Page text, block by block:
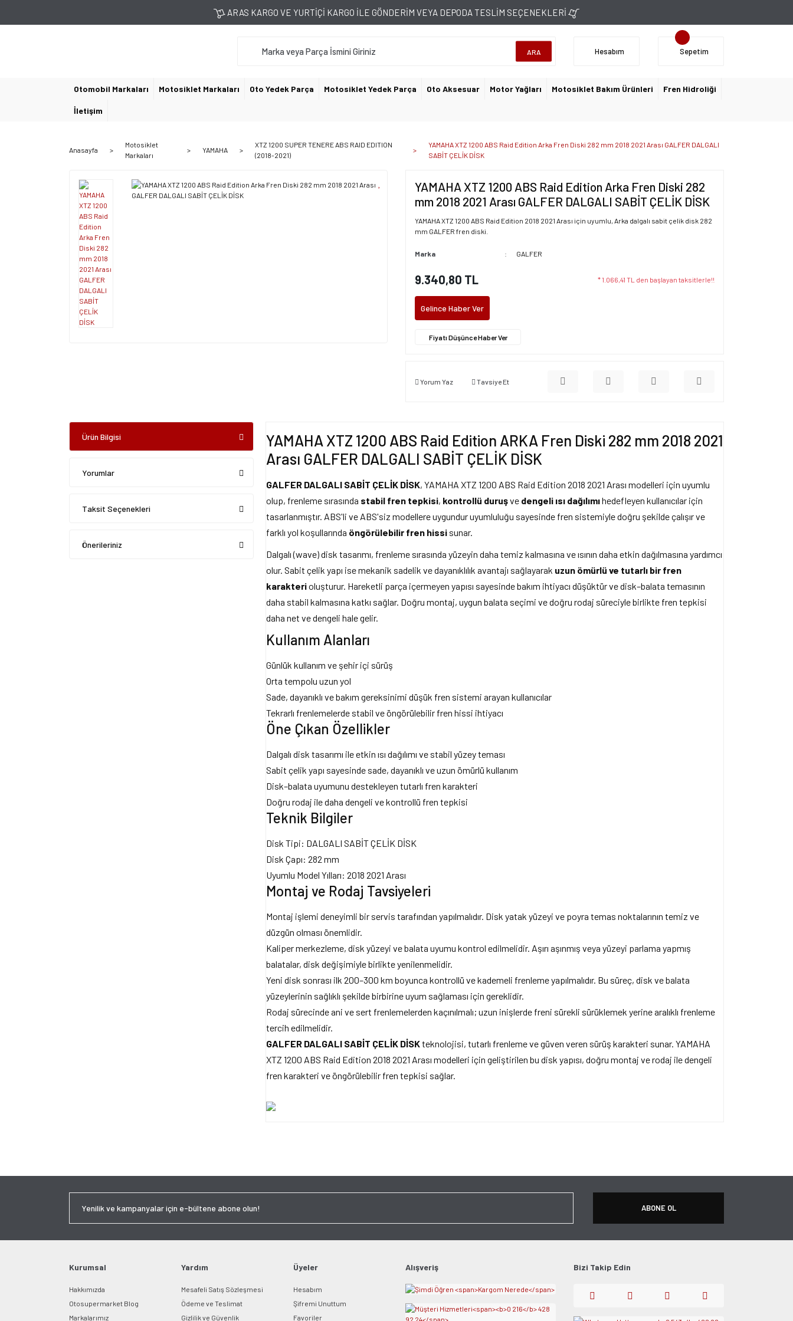
ARAS KARGO VE YURTİÇİ KARGO İLE GÖNDERİM VEYA DEPODA TESLİM SEÇENEKLERİ
ARA Hesabım Sepetim
Otomobil Markaları Motosiklet Markaları Oto Yedek Parça Motosiklet Yedek Parça Oto Aksesuar Motor Yağları Motosiklet Bakım Ürünleri Fren Hidroliği
İletişim
Anasayfa
Motosiklet
Markaları
YAMAHA
XTZ 1200 SUPER TENERE ABS RAID EDITION
(2018-2021)
YAMAHA XTZ 1200 ABS Raid Edition Arka Fren Diski 282 mm 2018 2021 Arası GALFER DALGALI
SABİT ÇELİK DİSK
YAMAHA XTZ 1200 ABS Raid Edition Arka Fren Diski 282
mm 2018 2021 Arası GALFER DALGALI SABİT ÇELİK DİSK
YAMAHA XTZ 1200 ABS Raid Edition 2018 2021 Arası için uyumlu, Arka dalgalı sabit çelik disk 282
mm GALFER fren diski.
Marka GALFER
9.340,80 TL * 1.066,41 TL den başlayan taksitlerle!!
Gelince Haber Ver
Fiyatı Düşünce Haber Ver
Yorum Yaz Tavsiye Et
Ürün Bilgisi
Yorumlar
Taksit Seçenekleri
Önerileriniz
YAMAHA XTZ 1200 ABS Raid Edition ARKA Fren Diski 282 mm 2018 2021
Arası GALFER DALGALI SABİT ÇELİK DİSK
GALFER DALGALI SABİT ÇELİK DİSK, YAMAHA XTZ 1200 ABS Raid Edition 2018 2021 Arası modelleri için uyumlu
olup, frenleme sırasında stabil fren tepkisi, kontrollü duruşve dengeli ısı dağılımıhedefleyen kullanıcılar için
tasarlanmıştır. ABS'li ve ABS'siz modellere uygundur uyumluluğu sayesinde fren sistemiyle doğru şekilde çalışır ve
farklı yol koşullarında öngörülebilir fren hissi sunar.
Dalgalı (wave) disk tasarımı, frenleme sırasında yüzeyin daha temiz kalmasına ve ısının daha etkin dağılmasına yardımcı
olur. Sabit çelik yapı ise mekanik sadelik ve dayanıklılık avantajı sağlayarak uzun ömürlü ve tutarlı bir fren
karakterioluşturur. Hareketli parça içermeyen yapısı sayesinde bakım ihtiyacı düşüktür ve disk–balata temasının
daha stabil kalmasına katkı sağlar. Doğru montaj, uygun balata seçimi ve doğru rodaj süreciyle birlikte fren tepkisi
daha net ve dengeli hale gelir.
Kullanım Alanları
Günlük kullanım ve şehir içi sürüş
Orta tempolu uzun yol
Sade, dayanıklı ve bakım gereksinimi düşük fren sistemi arayan kullanıcılar
Tekrarlı frenlemelerde stabil ve öngörülebilir fren hissi ihtiyacı
Öne Çıkan Özellikler
Dalgalı disk tasarımı ile etkin ısı dağılımı ve stabil yüzey teması
Sabit çelik yapı sayesinde sade, dayanıklı ve uzun ömürlü kullanım
Disk–balata uyumunu destekleyen tutarlı fren karakteri
Doğru rodaj ile daha dengeli ve kontrollü fren tepkisi
Teknik Bilgiler
Disk Tipi: DALGALI SABİT ÇELİK DİSK
Disk Çapı: 282 mm
Uyumlu Model Yılları: 2018 2021 Arası
Montaj ve Rodaj Tavsiyeleri
Montaj işlemi deneyimli bir servis tarafından yapılmalıdır. Disk yatak yüzeyi ve poyra temas noktalarının temiz ve
düzgün olması önemlidir.
Kaliper merkezleme, disk yüzeyi ve balata uyumu kontrol edilmelidir. Aşırı aşınmış veya yüzeyi parlama yapmış
balatalar, disk değişimiyle birlikte yenilenmelidir.
Yeni disk sonrası ilk 200–300 km boyunca kontrollü ve kademeli frenleme yapılmalıdır. Bu süreç, disk ve balata
yüzeylerinin sağlıklı şekilde birbirine uyum sağlaması için gereklidir.
Rodaj sürecinde ani ve sert frenlemelerden kaçınılmalı; uzun inişlerde freni sürekli sürüklemek yerine aralıklı frenleme
tercih edilmelidir.
GALFER DALGALI SABİT ÇELİK DİSKteknolojisi, tutarlı frenleme ve güven veren sürüş karakteri sunar. YAMAHA
XTZ 1200 ABS Raid Edition 2018 2021 Arası modelleri için geliştirilen bu disk yapısı, doğru montaj ve rodaj ile dengeli
fren karakteri ve öngörülebilir fren tepkisi sağlar.
ABONE OL
Kurumsal
Hakkımızda
Otosupermarket Blog
Markalarımız
Yardım
Mesafeli Satış Sözleşmesi
Ödeme ve Teslimat
Gizlilik ve Güvenlik
Üyeler
Hesabım
Şifremi Unuttum
Favoriler
Alışveriş Bizi Takip Edin